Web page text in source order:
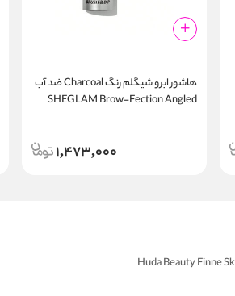
هاشور ابرو شیگلم رنگ Charcoal ضد آب
SHEGLAM Brow-Fection Angled
1,473,000